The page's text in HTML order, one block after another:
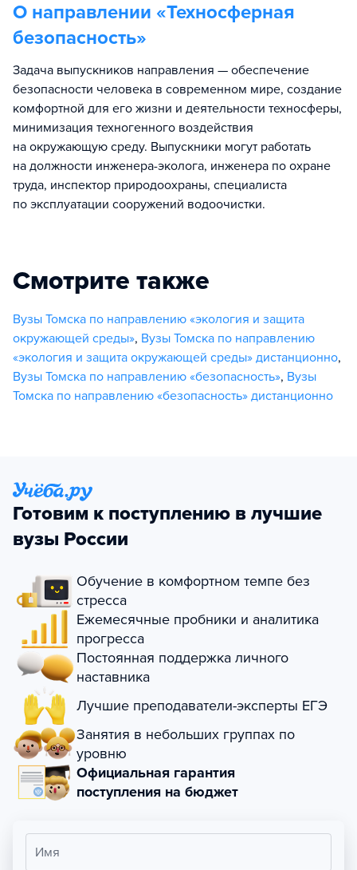
О направлении «Техносферная
безопасность»
Задача выпускников направления — обеспечение
безопасности человека в современном мире, создание
комфортной для его жизни и деятельности техносферы,
минимизация техногенного воздействия
на окружающую среду. Выпускники могут работать
на должности инженера-эколога, инженера по охране
труда, инспектор природоохраны, специалиста
по эксплуатации сооружений водоочистки.
Смотрите также
Вузы Томска по направлению «экология и защита
окружающей среды», Вузы Томска по направлению
«экология и защита окружающей среды» дистанционно,
Вузы Томска по направлению «безопасность», Вузы
Томска по направлению «безопасность» дистанционно
Готовим к поступлению в лучшие
вузы России
Обучение в комфортном темпе без
стресса
Ежемесячные пробники и аналитика
прогресса
Постоянная поддержка личного
наставника
Лучшие преподаватели-эксперты ЕГЭ
Занятия в небольших группах по
уровню
Официальная гарантия
поступления на бюджет
Имя